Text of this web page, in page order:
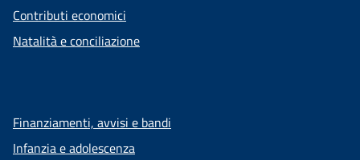
Contributi economici
Natalità e conciliazione
Finanziamenti, avvisi e bandi
Infanzia e adolescenza